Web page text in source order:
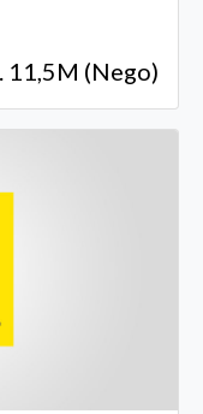
11,5M (Nego)